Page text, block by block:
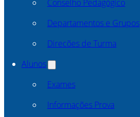
Conselho Pedagógico
Departamentos e Grupos
Direcões de Turma
Alunos
Exames
Informações Prova